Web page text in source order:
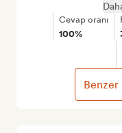
Cevap oranı
100%